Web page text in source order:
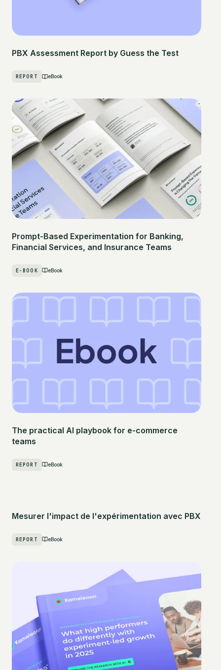
PBX Assessment Report by Guess the Test
REPORT eBook
Prompt-Based Experimentation for Banking,
Financial Services, and Insurance Teams
E-BOOK eBook
The practical AI playbook for e-commerce
teams
REPORT eBook
Mesurer l'impact de l'expérimentation avec PBX
REPORT eBook